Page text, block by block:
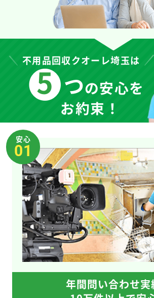
不用品回収クオーレ埼玉は
5 つの安心を
お約束！
安心
01
年間問い合わせ実